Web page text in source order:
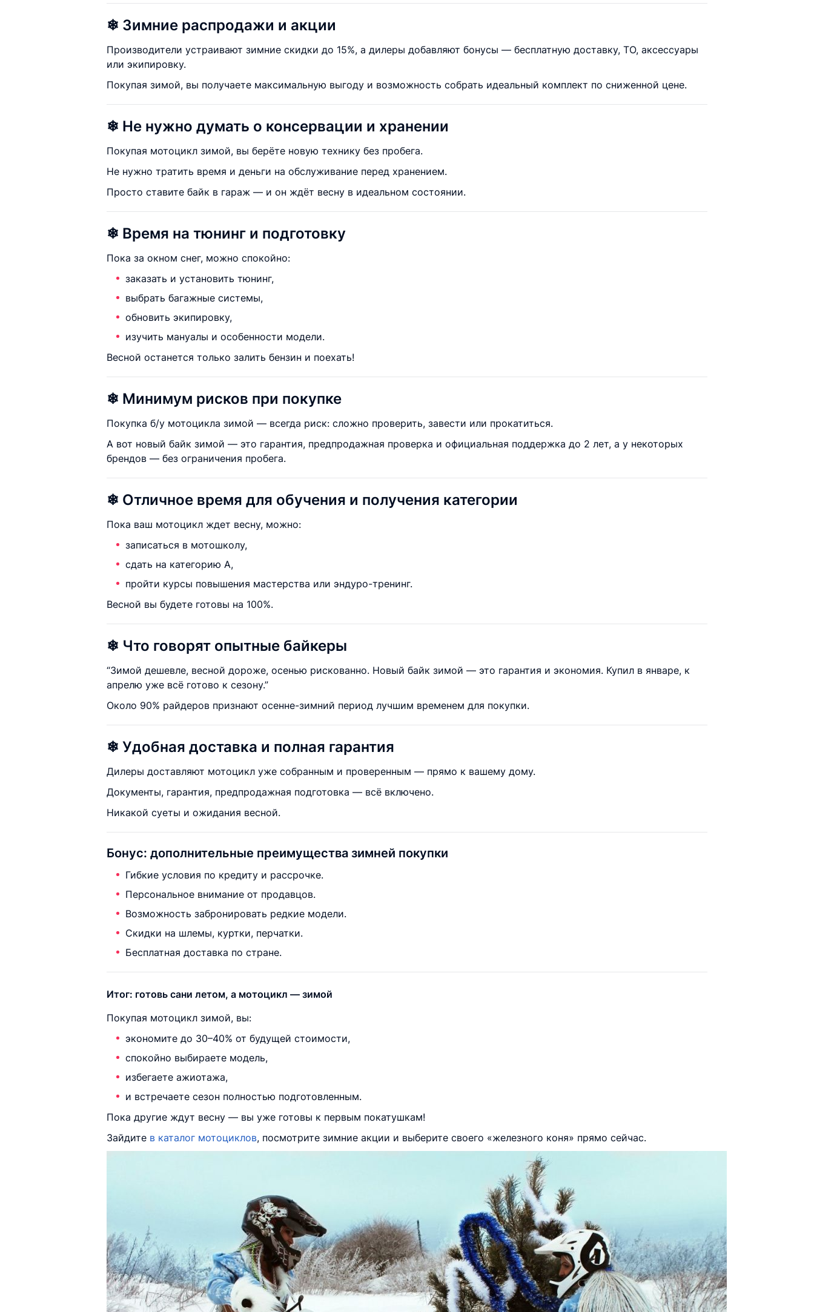
❄ Зимние распродажи и акции
Производители устраивают зимние скидки до 15%, а дилеры добавляют бонусы — бесплатную доставку, ТО, аксессуары
или экипировку.
Покупая зимой, вы получаете максимальную выгоду и возможность собрать идеальный комплект по сниженной цене.
❄ Не нужно думать о консервации и хранении
Покупая мотоцикл зимой, вы берёте новую технику без пробега.
Не нужно тратить время и деньги на обслуживание перед хранением.
Просто ставите байк в гараж — и он ждёт весну в идеальном состоянии.
❄ Время на тюнинг и подготовку
Пока за окном снег, можно спокойно:
заказать и установить тюнинг,
выбрать багажные системы,
обновить экипировку,
изучить мануалы и особенности модели.
Весной останется только залить бензин и поехать!
❄ Минимум рисков при покупке
Покупка б/у мотоцикла зимой — всегда риск: сложно проверить, завести или прокатиться.
А вот новый байк зимой — это гарантия, предпродажная проверка и официальная поддержка до 2 лет, а у некоторых
брендов — без ограничения пробега.
❄ Отличное время для обучения и получения категории
Пока ваш мотоцикл ждет весну, можно:
записаться в мотошколу,
сдать на категорию А,
пройти курсы повышения мастерства или эндуро-тренинг.
Весной вы будете готовы на 100%.
❄ Что говорят опытные байкеры
“Зимой дешевле, весной дороже, осенью рискованно. Новый байк зимой — это гарантия и экономия. Купил в январе, к
апрелю уже всё готово к сезону.”
Около 90% райдеров признают осенне-зимний период лучшим временем для покупки.
❄ Удобная доставка и полная гарантия
Дилеры доставляют мотоцикл уже собранным и проверенным — прямо к вашему дому.
Документы, гарантия, предпродажная подготовка — всё включено.
Никакой суеты и ожидания весной.
Бонус: дополнительные преимущества зимней покупки
Гибкие условия по кредиту и рассрочке.
Персональное внимание от продавцов.
Возможность забронировать редкие модели.
Скидки на шлемы, куртки, перчатки.
Бесплатная доставка по стране.
Итог: готовь сани летом, а мотоцикл — зимой
Покупая мотоцикл зимой, вы:
экономите до 30–40% от будущей стоимости,
спокойно выбираете модель,
избегаете ажиотажа,
и встречаете сезон полностью подготовленным.
Пока другие ждут весну — вы уже готовы к первым покатушкам!
Зайдите в каталог мотоциклов, посмотрите зимние акции и выберите своего «железного коня» прямо сейчас.